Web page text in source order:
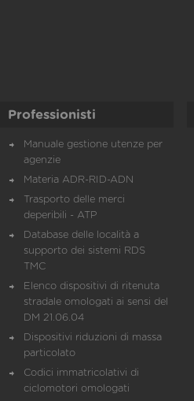
Professionisti
Manuale gestione utenze per
agenzie
Materia ADR-RID-ADN
Trasporto delle merci
deperibili - ATP
Database delle località a
supporto dei sistemi RDS
TMC
Elenco dispositivi di ritenuta
stradale omologati ai sensi del
DM 21.06.04
Dispositivi riduzioni di massa
particolato
Codici immatricolativi di
ciclomotori omologati